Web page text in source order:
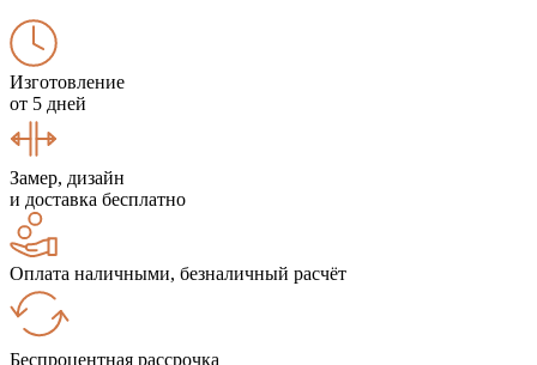
Изготовление
от 5 дней
Замер, дизайн
и доставка бесплатно
Оплата наличными, безналичный расчёт
Беспроцентная рассрочка